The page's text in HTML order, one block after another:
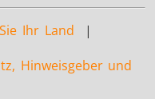
Ihr Land |
Hinweisgeber und